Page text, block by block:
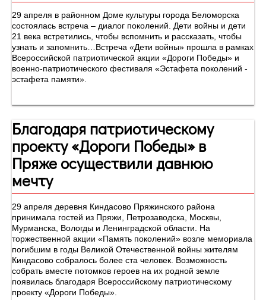
29 апреля в районном Доме культуры города Беломорска
состоялась встреча – диалог поколений. Дети войны и дети
21 века встретились, чтобы вспомнить и рассказать, чтобы
узнать и запомнить…Встреча «Дети войны» прошла в рамках
Всероссийской патриотической акции «Дороги Победы» и
военно-патриотического фестиваля «Эстафета поколений -
эстафета памяти».
Благодаря патриотическому
проекту «Дороги Победы» в
Пряже осуществили давнюю
мечту
29 апреля деревня Киндасово Пряжинского района
принимала гостей из Пряжи, Петрозаводска, Москвы,
Мурманска, Вологды и Ленинградской области. На
торжественной акции «Память поколений» возле мемориала
погибшим в годы Великой Отечественной войны жителям
Киндасово собралось более ста человек. Возможность
собрать вместе потомков героев на их родной земле
появилась благодаря Всероссийскому патриотическому
проекту «Дороги Победы».